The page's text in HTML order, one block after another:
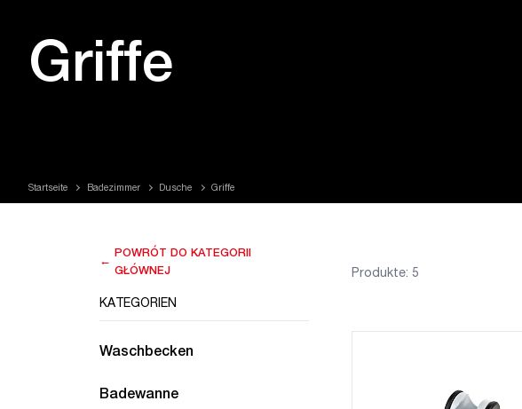
Griffe
Startseite Badezimmer Dusche Griffe
←
POWRÓT DO KATEGORII
GŁÓWNEJ
KATEGORIEN
Waschbecken
Badewanne
Produkte: 5